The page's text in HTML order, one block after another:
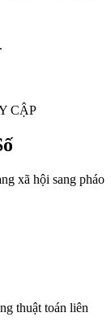
.
CẬP
xã hội sang pháo
thuật toán liên